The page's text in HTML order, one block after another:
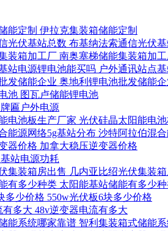
伊拉克集装箱储能定制
布基纳法索通信光伏
南奥塞梯储能集装箱加
户外通讯站点
奥地利锂电池批发储能企
图瓦卢储能锂电池
牌匾户外电源
光伏硅晶太阳能电
沙特阿拉伯混
加拿大稳压逆变器价格
基站电源功耗
几内亚比绍光伏集装
太阳能基站储能有多少
550w光伏板6块多少价格
48v逆变器电流有多大
智利集装箱式储能